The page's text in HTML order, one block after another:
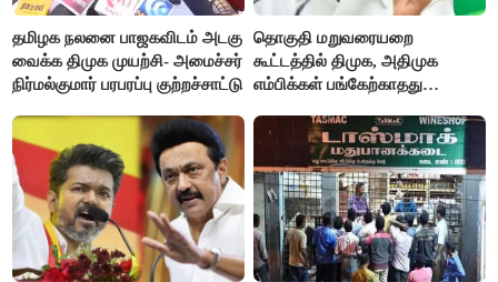
தமிழக நலனை பாஜகவிடம் அடகு
வைக்க திமுக முயற்சி- அமைச்சர்
நிர்மல்குமார் பரபரப்பு குற்றச்சாட்டு
தொகுதி மறுவரையறை
கூட்டத்தில் திமுக, அதிமுக
எம்பிக்கள் பங்கேற்காதது